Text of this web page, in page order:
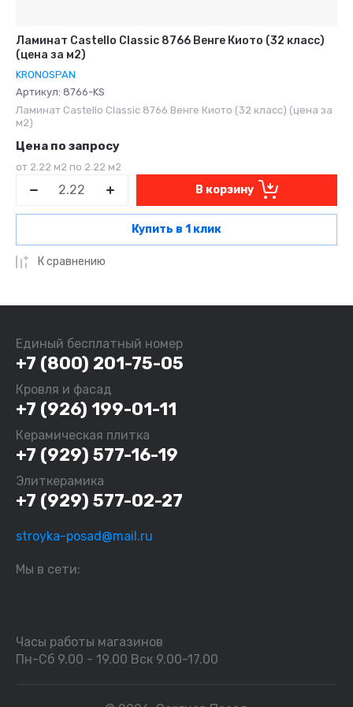
Ламинат Castello Classic 8766 Венге Киото (32 класс)
(цена за м2)
KRONOSPAN
Артикул: 8766-KS
Ламинат Castello Classic 8766 Венге Киото (32 класс) (цена за
м2)
Цена по запросу
от 2.22 м2 по 2.22 м2
В корзину
Купить в 1 клик
К сравнению
Единый бесплатный номер
+7 (800) 201-75-05
Кровля и фасад
+7 (926) 199-01-11
Керамическая плитка
+7 (929) 577-16-19
Элиткерамика
+7 (929) 577-02-27
stroyka-posad@mail.ru
Мы в сети:
Часы работы магазинов
Пн-Сб 9.00 - 19.00 Вск 9.00-17.00